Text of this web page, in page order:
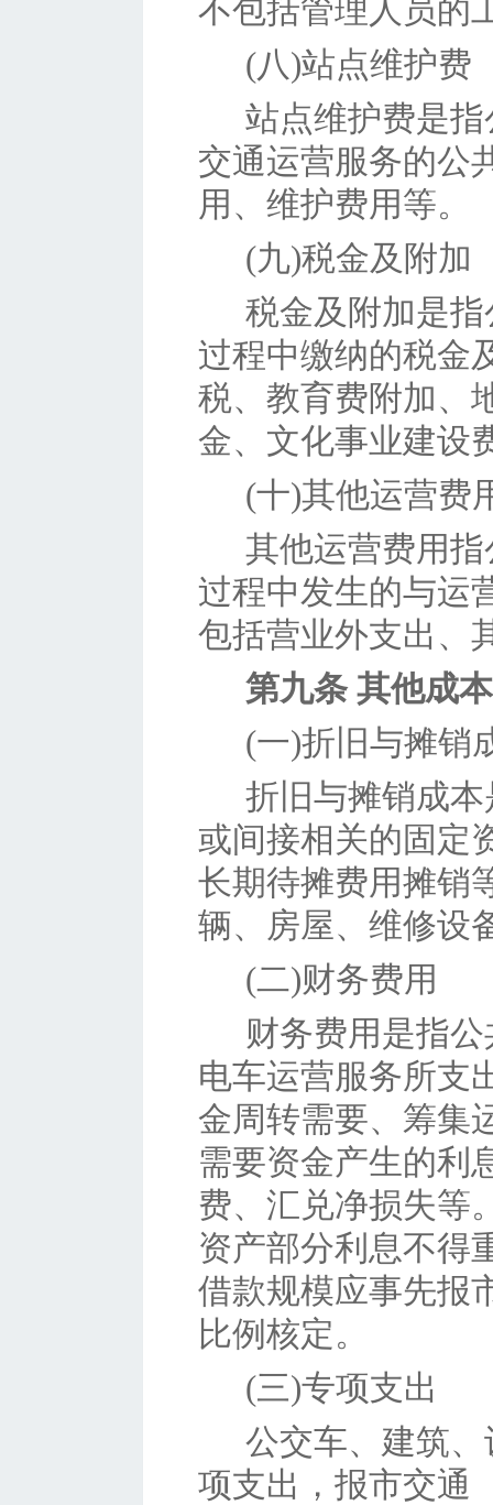
不包括管理人员的
(八)站点维护费
站点维护费是
交通运营服务的公
用、维护费用等。
(九)税金及附加
税金及附加是
过程中缴纳的税金
税、教育费附加、
金、文化事业建设
(十)其他运营费
其他运营费用
过程中发生的与运
包括营业外支出、
第九条 其他成本
(一)折旧与摊销
折旧与摊销成
或间接相关的固定
长期待摊费用摊销
辆、房屋、维修设
(二)财务费用
财务费用是指
电车运营服务所支
金周转需要、筹集
需要资金产生的利
费、汇兑净损失等
资产部分利息不得
借款规模应事先报
比例核定。
(三)专项支出
公交车、建筑
项支出，报市交通